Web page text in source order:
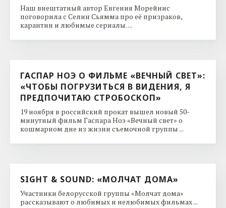
Наш внештатный автор Евгения Морейнис
поговорила с Селин Сьямма про её призраков,
карантин и любимые сериалы. ...
ГАСПАР НОЭ О ФИЛЬМЕ «ВЕЧНЫЙ СВЕТ»:
«ЧТОБЫ ПОГРУЗИТЬСЯ В ВИДЕНИЯ, Я
ПРЕДПОЧИТАЮ СТРОБОСКОП»
19 ноября в российский прокат вышел новый 50-
минутный фильм Гаспара Ноэ «Вечный свет» о
кошмарном дне из жизни съемочной группы ...
SIGHT & SOUND: «МОЛЧАТ ДОМА»
Участники белорусской группы «Молчат дома»
рассказывают о любимых и нелюбимых фильмах ...